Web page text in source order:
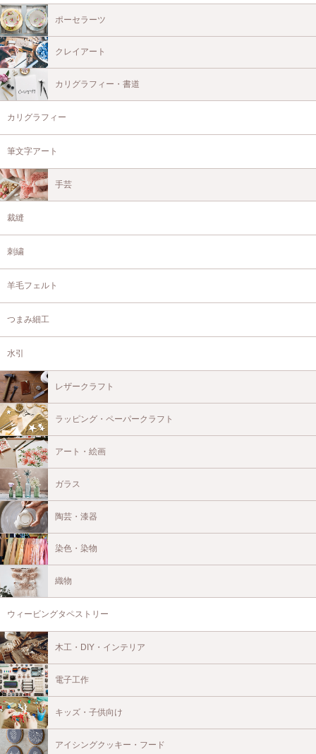
ポーセラーツ
クレイアート
カリグラフィー・書道
カリグラフィー
筆文字アート
手芸
裁縫
刺繍
羊毛フェルト
つまみ細工
水引
レザークラフト
ラッピング・ペーパークラフト
アート・絵画
ガラス
陶芸・漆器
染色・染物
織物
ウィービングタペストリー
木工・DIY・インテリア
電子工作
キッズ・子供向け
アイシングクッキー・フード